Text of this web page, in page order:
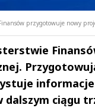
przygotowuje nowy
ciągu